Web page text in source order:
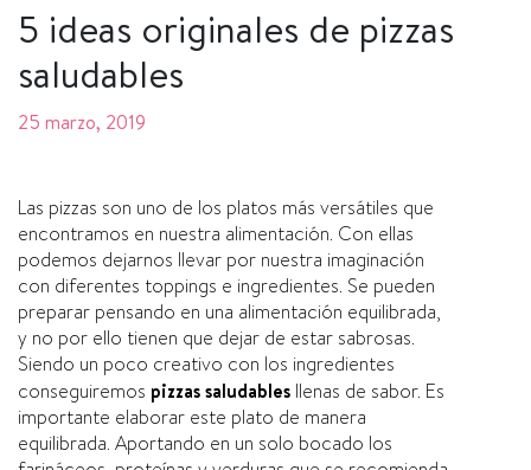
5 ideas originales de pizzas
saludables
25 marzo, 2019
Las pizzas son uno de los platos más versátiles que
encontramos en nuestra alimentación. Con ellas
podemos dejarnos llevar por nuestra imaginación
con diferentes toppings e ingredientes. Se pueden
preparar pensando en una alimentación equilibrada,
y no por ello tienen que dejar de estar sabrosas.
Siendo un poco creativo con los ingredientes
conseguiremos pizzas saludables llenas de sabor. Es
importante elaborar este plato de manera
equilibrada. Aportando en un solo bocado los